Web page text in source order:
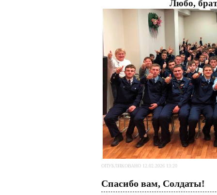
Любо,
ОПУБЛИКОВАНО 12.02.2026 13:20
Спасибо вам, Солдаты!